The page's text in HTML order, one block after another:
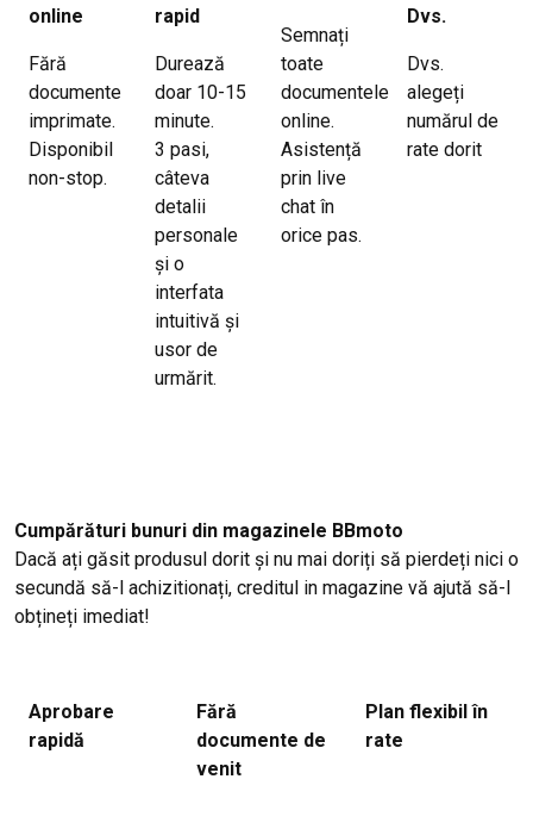
online
Fără
documente
imprimate.
Disponibil
non-stop.
rapid
Durează
doar 10-15
minute.
3 pasi,
câteva
detalii
personale
și o
interfata
intuitivă și
usor de
urmărit.
Semnați
toate
documentele
online.
Asistență
prin live
chat în
orice pas.
Dvs.
Dvs.
alegeți
numărul de
rate dorit
Cumpărături bunuri din magazinele BBmoto
Dacă ați găsit produsul dorit și nu mai doriți să pierdeți nici o
secundă să-l achizitionați, creditul in magazine vă ajută să-l
obțineți imediat!
Aprobare
rapidă
Fără
documente de
venit
Plan flexibil în
rate